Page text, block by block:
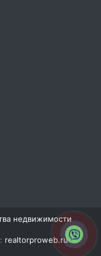
недвижимости
realtorproweb.ru.